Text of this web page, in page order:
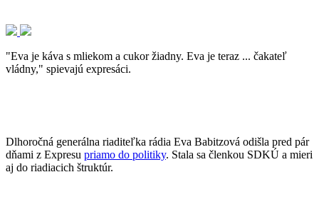
"Eva je káva s mliekom a cukor žiadny. Eva je teraz ... čakateľ
vládny," spievajú expresáci.
Dlhoročná generálna riaditeľka rádia Eva Babitzová odišla pred pár
dňami z Expresu priamo do politiky. Stala sa členkou SDKÚ a mieri
aj do riadiacich štruktúr.